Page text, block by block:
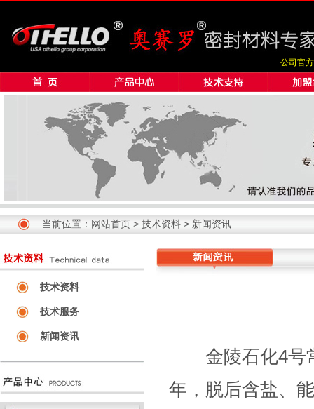
公司官
当前位置： 网站首页 > 技术资料 > 新闻资讯
技术资料
技术服务
新闻资讯
金陵石化4号常
年，脱后含盐、